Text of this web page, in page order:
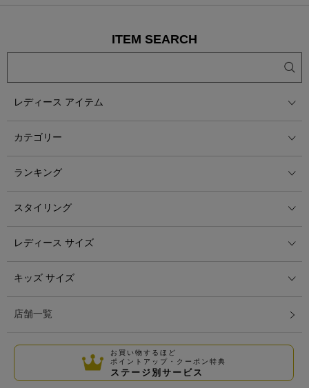
ITEM SEARCH
レディース アイテム
カテゴリー
ランキング
スタイリング
レディース サイズ
キッズ サイズ
店舗一覧
お買い物するほど
ポイントアップ・クーポン特典
ステージ別サービス